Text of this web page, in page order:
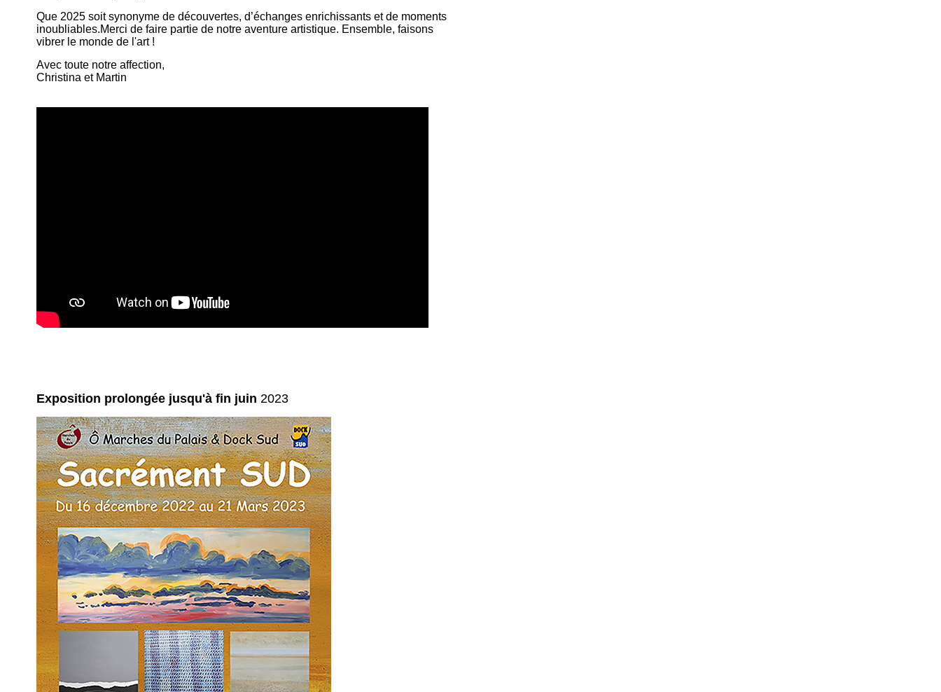
Que 2025 soit synonyme de découvertes, d’échanges enrichissants et de moments
inoubliables.Merci de faire partie de notre aventure artistique. Ensemble, faisons
vibrer le monde de l'art !
Avec toute notre affection,
Christina et Martin
Exposition prolongée jusqu'à fin juin 2023